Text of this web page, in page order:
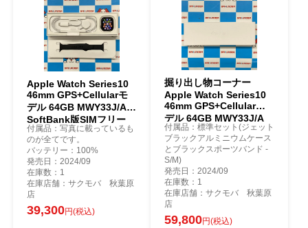
Apple Watch Series10
46mm GPS+Cellularモ
デル 64GB MWY33J/A
SoftBank版SIMフリー
ジェットブラック
付属品：写真に載っているも
のが全てです。
バッテリー：100%
発売日：2024/09
在庫数：1
在庫店舗：サクモバ 秋葉原
店
39,300円(税込)
掘り出し物コーナー
Apple Watch Series10
46mm GPS+Cellularモ
デル 64GB MWY33J/A
SoftBank版SIMフリー
未開封未使用品 ジェット
ブラック
付属品：標準セット(ジェット
ブラックアルミニウムケース
とブラックスポーツバンド -
S/M)
発売日：2024/09
在庫数：1
在庫店舗：サクモバ 秋葉原
店
59,800円(税込)